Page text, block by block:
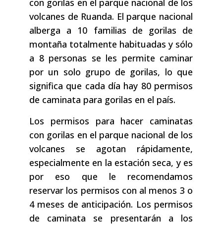
volcanes de Ruanda. El parque nacional
alberga a 10 familias de gorilas de
montaña totalmente habituadas y sólo
a 8 personas se les permite caminar
por un solo grupo de gorilas, lo que
significa que cada día hay 80 permisos
de caminata para gorilas en el país.
Los permisos para hacer caminatas
con gorilas en el parque nacional de los
volcanes se agotan rápidamente,
especialmente en la estación seca, y es
por eso que le recomendamos
reservar los permisos con al menos 3 o
4 meses de anticipación. Los permisos
de caminata se presentarán a los